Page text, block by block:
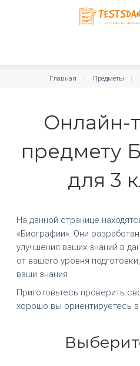
Главная Предметы
Онлайн-
предмету
для 3
На данной странице
«Биографии». Они
улучшения ваших знаний в
от вашего уровня
ваши знания.
Приготовьтесь проверить
хорошо вы ориентируетесь